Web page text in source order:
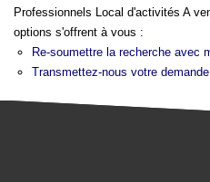
Professionnels Local d'activités A
options s'offrent à vous :
Re-soumettre la recherche avec
Transmettez-nous votre demande